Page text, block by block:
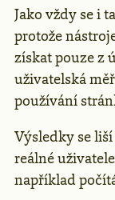
Jako vždy se i
protože
získat pouze z
uživatelská
používání
Výsledky se
reálné
například